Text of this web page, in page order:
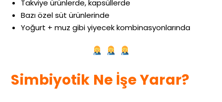
Takviye ürünlerde, kapsüllerde
Bazı özel süt ürünlerinde
Yoğurt + muz gibi yiyecek kombinasyonlarında
Simbiyotik Ne İşe Yarar?